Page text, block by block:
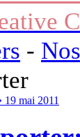
-
19 mai 2011